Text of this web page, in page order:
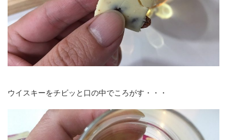
ウイスキーをチビッと口の中でころがす・・・